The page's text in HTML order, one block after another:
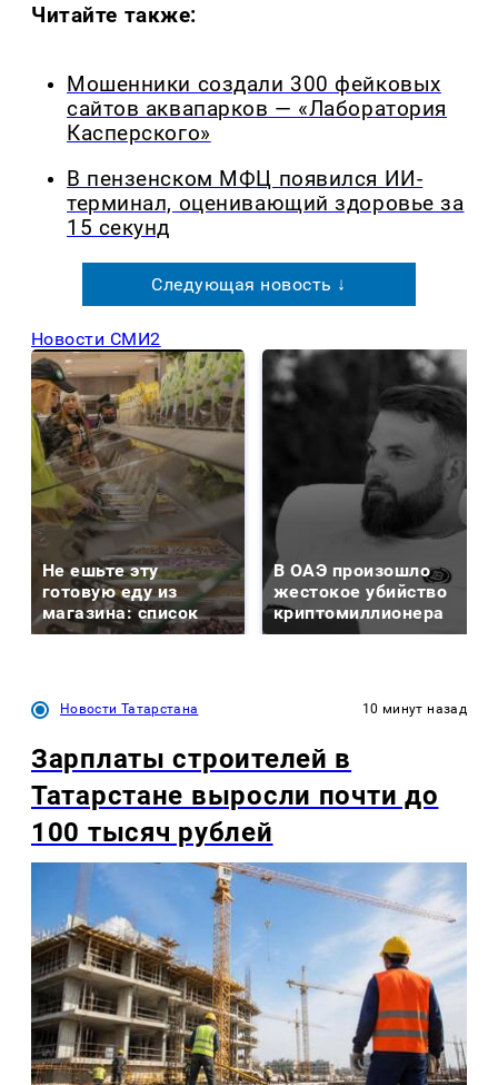
Читайте также:
Мошенники создали 300 фейковых
сайтов аквапарков — «Лаборатория
Касперского»
В пензенском МФЦ появился ИИ-
терминал, оценивающий здоровье за
15 секунд
Следующая новость ↓
Новости СМИ2
Не ешьте эту
готовую еду из
магазина: список
В ОАЭ произошло
жестокое убийство
криптомиллионера
Новости Татарстана 10 минут назад
Зарплаты строителей в
Татарстане выросли почти до
100 тысяч рублей